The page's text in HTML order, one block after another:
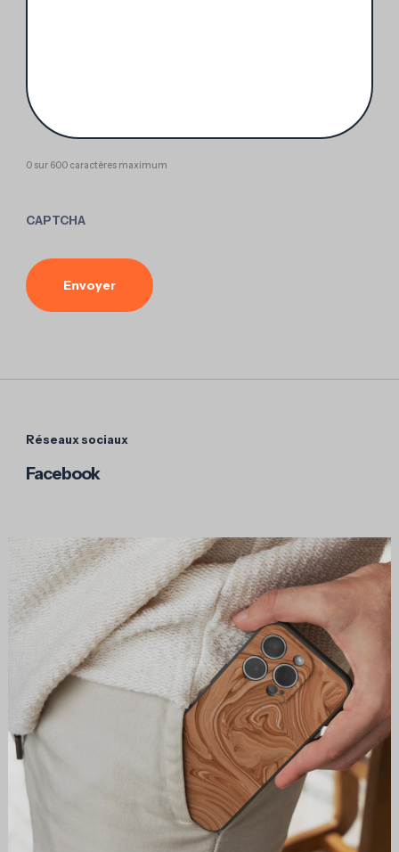
0 sur 600 caractères maximum
CAPTCHA
Réseaux sociaux
Facebook